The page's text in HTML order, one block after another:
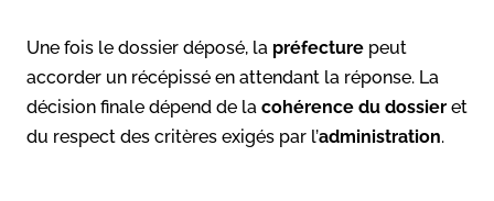
Une fois le dossier déposé, la préfecture peut
accorder un récépissé en attendant la réponse. La
décision finale dépend de la cohérence du dossier et
du respect des critères exigés par l’administration.